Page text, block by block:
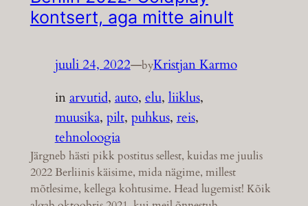
kontsert, aga mitte ainult
juuli 24, 2022—byKristjan Karmo
inarvutid, auto, elu, liiklus
muusika, pilt, puhkus, reis
tehnoloogia
Järgneb hästi pikk postitus sellest, kuidas me juulis
2022 Berliinis käisime, mida nägime, millest
mõtlesime, kellega kohtusime. Head lugemist! Kõik